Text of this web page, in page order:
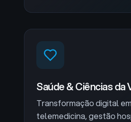
Saúde & Ciências da
Transformação digital
telemedicina, gestão